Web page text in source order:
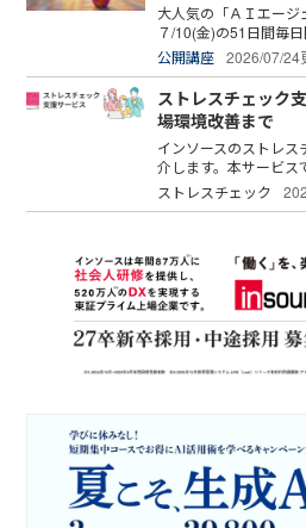
大人気の「ＡＩエー
７/10(金)の51日間毎日
公開講座 2026/07/24
ストレスチェック
場環境改善まで
インソースのストレ
介します。本サービス
ストレスチェック